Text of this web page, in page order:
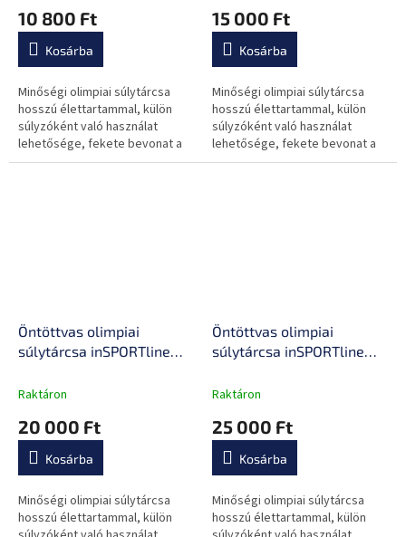
10 800 Ft
Kosárba
Minőségi olimpiai súlytárcsa
hosszú élettartammal, külön
súlyzóként való használat
lehetősége, fekete bevonat a
kopás ellen.
15 000 Ft
Kosárba
Minőségi olimpiai súlytárcsa
hosszú élettartammal, külön
súlyzóként való használat
lehetősége, fekete bevonat a
kopás ellen
Öntöttvas olimpiai
súlytárcsa inSPORTline
mm, kopásgátló bevonat,
Raktáron
20 000 Ft
Kosárba
Minőségi olimpiai súlytárcsa
hosszú élettartammal, külön
Öntöttvas olimpiai
súlytárcsa inSPORTline
mm, kopásgátló bevonat,
Raktáron
25 000 Ft
Kosárba
Minőségi olimpiai súlytárcsa
hosszú élettartammal, külön